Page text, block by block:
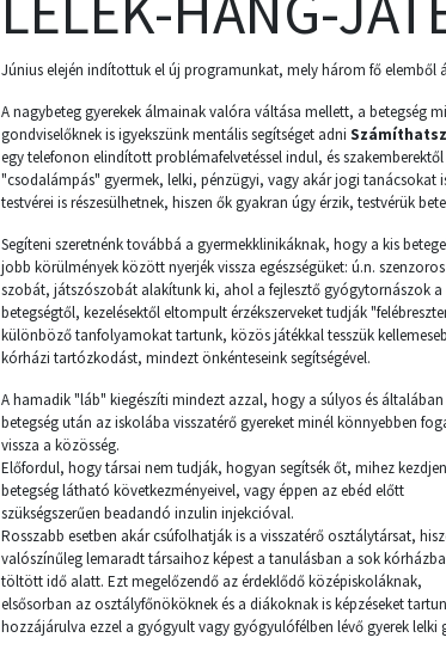
Június elején indítottuk el új programunkat, mely három fő elemből
A nagybeteg gyerekek álmainak valóra váltása mellett, a betegség
gondviselőknek is igyekszünk mentális segítséget adni
egy telefonon elindított problémafelvetéssel indul, és
"csodalámpás" gyermek, lelki, pénzügyi, vagy akár jogi tanácsokat
testvérei is részesülhetnek, hiszen ők gyakran úgy érzik, testvérük
Segíteni szeretnénk továbbá a gyermekklinikáknak, hogy a kis
jobb körülmények között nyerjék vissza egészségüket: ú.n. szenzoros
szobát, játszószobát alakítunk ki, ahol a fejlesztő gyógytornászok a
betegségtől, kezelésektől eltompult érzékszerveket tudják
különböző tanfolyamokat tartunk, közös játékkal tesszük
kórházi tartózkodást, mindezt önkénteseink segítségével.
A hamadik "láb" kiegészíti mindezt azzal, hogy a súlyos és általában
betegség után az iskolába visszatérő gyereket minél könnyebben
vissza a közösség.
Előfordul, hogy társai nem tudják, hogyan segítsék őt, mihez
betegség látható következményeivel, vagy éppen az ebéd előtt
szükségszerűen beadandó inzulin injekcióval.
Rosszabb esetben akár csúfolhatják is a visszatérő osztálytársat,
valószínűleg lemaradt társaihoz képest a tanulásban a sok
töltött idő alatt. Ezt megelőzendő az érdeklődő középiskoláknak,
elsősorban az osztályfőnököknek és a diákoknak is képzéseket
hozzájárulva ezzel a gyógyult vagy gyógyulófélben lévő gyerek lelki